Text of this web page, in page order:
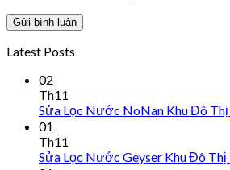
Latest Posts
02
Th11
Sửa Lọc Nước NoNan Khu Đô Thị
01
Th11
Sửa Lọc Nước Geyser Khu Đô Thị